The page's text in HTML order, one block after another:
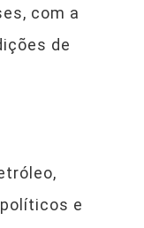
com a
de
e